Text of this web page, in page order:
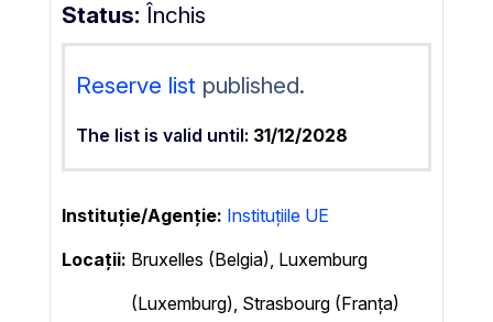
Status Închis
Reserve list published.
The list is valid until: 31/12/2028
Instituție/Agenție Instituțiile UE
Locații: Bruxelles (Belgia), Luxemburg
(Luxemburg), Strasbourg (Franța)